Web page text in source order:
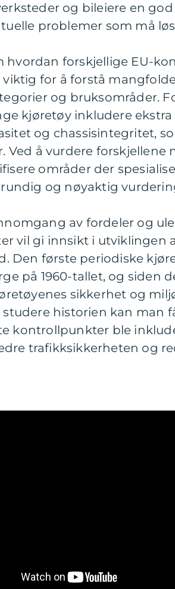
og bileiere en
problemer som må
hvordan forskjellige EU-
viktig for å forstå
og bruksområder.
kjøretøy inkludere
og chassisintegritet,
Ved å vurdere forskjellene
områder der
og nøyaktig
av fordeler og
vil gi innsikt i utviklingen
Den første periodiske
på 1960-tallet, og siden
sikkerhet og
studere historien kan man
kontrollpunkter ble
trafikksikkerheten og